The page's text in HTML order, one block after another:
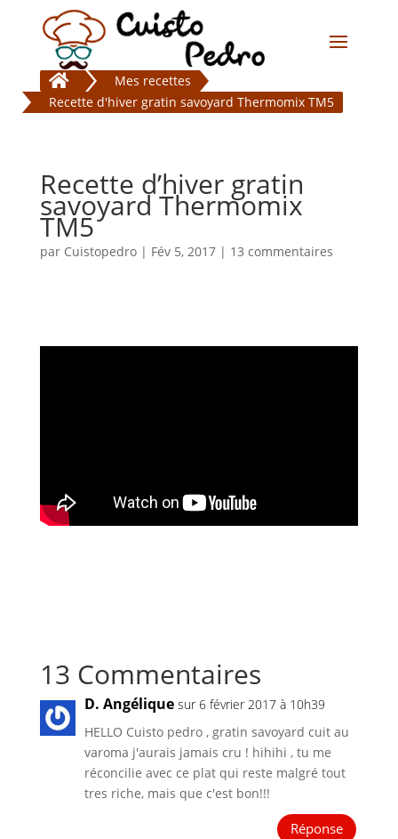

Mes recettes
Recette d'hiver gratin savoyard Thermomix TM5
Recette d’hiver gratin
savoyard Thermomix
TM5
par Cuistopedro| Fév 5, 2017| 13 commentaires
13 Commentaires
D. Angélique sur 6 février 2017 à 10h39
HELLO Cuisto pedro , gratin savoyard cuit au
varoma j'aurais jamais cru ! hihihi , tu me
réconcilie avec ce plat qui reste malgré tout
tres riche, mais que c'est bon!!!
Réponse